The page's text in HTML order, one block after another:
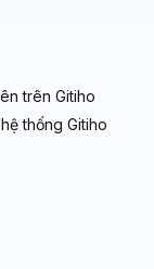
trên Gitiho
thống Gitiho